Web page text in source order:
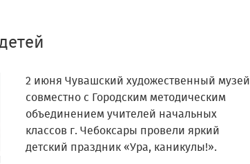
2 июня Чувашский художественный музей
совместно с Городским методическим
объединением учителей начальных
классов г. Чебоксары провели яркий
детский праздник «Ура, каникулы!».